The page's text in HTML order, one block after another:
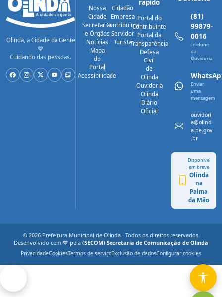
Olinda, a Cidade da Gente
💙
Cuidando das pessoas.
Nossa
Cidade
Secretarias
e Órgãos
Notícias
Mapa
do
Portal
Acessibilidade
Cidadão
Empresa
Contribuinte
Servidor
Turista
rápido
Portal do
Contribuinte
Portal da
Transparência
Defesa
Civil
de
Olinda
Ouvidoria
Olinda
Diário
Oficial
(81)
99879-
0016
Telefone
da
Ouvidoria
Enviar
uma
mensagem
ouvidori
a@olind
a.pe.gov
.br
Disponível
em breve
Olinda
na
Palma
da Mão
© 2026 Prefeitura Municipal de Olinda · Todos os direitos reservados.
Desenvolvido com 💙 pela (SECOM) Secretaria de Comunicação de Olinda
PrivacidadeCookiesTermos de serviçoExclusão de dadosConfigurar cookies